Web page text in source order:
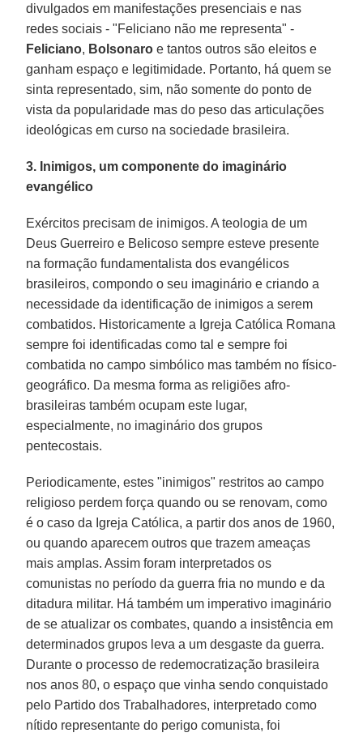
divulgados em manifestações presenciais e nas
redes sociais - "Feliciano não me representa" -
Feliciano, Bolsonaroe tantos outros são eleitos e
ganham espaço e legitimidade. Portanto, há quem se
sinta representado, sim, não somente do ponto de
vista da popularidade mas do peso das articulações
ideológicas em curso na sociedade brasileira.
3. Inimigos, um componente do imaginário
evangélico
Exércitos precisam de inimigos. A teologia de um
Deus Guerreiro e Belicoso sempre esteve presente
na formação fundamentalista dos evangélicos
brasileiros, compondo o seu imaginário e criando a
necessidade da identificação de inimigos a serem
combatidos. Historicamente a Igreja Católica Romana
sempre foi identificadas como tal e sempre foi
combatida no campo simbólico mas também no físico-
geográfico. Da mesma forma as religiões afro-
brasileiras também ocupam este lugar,
especialmente, no imaginário dos grupos
pentecostais.
Periodicamente, estes "inimigos" restritos ao campo
religioso perdem força quando ou se renovam, como
é o caso da Igreja Católica, a partir dos anos de 1960,
ou quando aparecem outros que trazem ameaças
mais amplas. Assim foram interpretados os
comunistas no período da guerra fria no mundo e da
ditadura militar. Há também um imperativo imaginário
de se atualizar os combates, quando a insistência em
determinados grupos leva a um desgaste da guerra.
Durante o processo de redemocratização brasileira
nos anos 80, o espaço que vinha sendo conquistado
pelo Partido dos Trabalhadores, interpretado como
nítido representante do perigo comunista, foi